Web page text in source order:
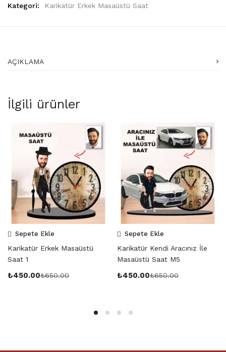
Kategori:
Karikatür Erkek Masaüstü Saat
AÇIKLAMA
İlgili ürünler
Sepete Ekle
Karikatür Erkek Masaüstü
Saat 1
₺450.00₺650.00
Sepete Ekle
Karikatür Kendi Aracınız İle
Masaüstü Saat M5
₺450.00₺650.00